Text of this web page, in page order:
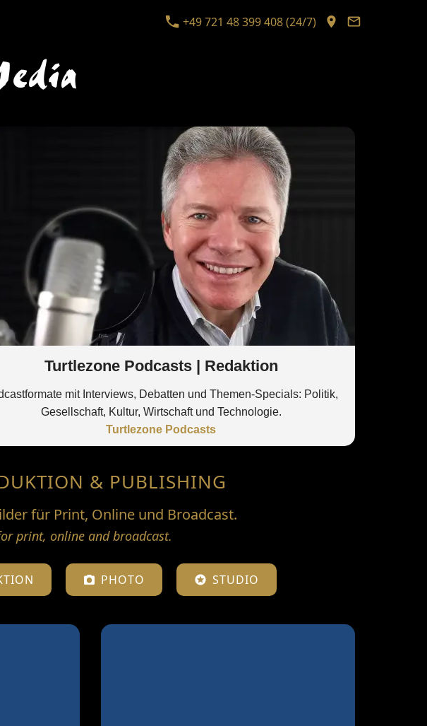
+49 721 48 399 408 (24/7)
Turtlezone Podcasts | Redaktion
mit Interviews, Debatten und Themen-Specials: Politik,
Gesellschaft, Kultur, Wirtschaft und Technologie.
Turtlezone Podcasts
& PUBLISHING
für Print, Online und Broadcast.
print, online and broadcast.
PHOTO STUDIO